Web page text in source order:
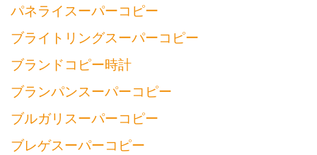
パネライスーパーコピー
ブライトリングスーパーコピー
ブランドコピー時計
ブランパンスーパーコピー
ブルガリスーパーコピー
ブレゲスーパーコピー